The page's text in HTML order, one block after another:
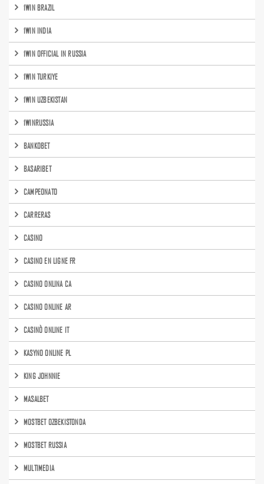
1WIN BRAZIL
1WIN INDIA
1WIN OFFICIAL IN RUSSIA
1WIN TURKIYE
1WIN UZBEKISTAN
1WINRUSSIA
BANKOBET
BASARIBET
CAMPEONATO
CARRERAS
CASINO
CASINO EN LIGNE FR
CASINO ONLINA CA
CASINO ONLINE AR
CASINÒ ONLINE IT
KASYNO ONLINE PL
KING JOHNNIE
MASALBET
MOSTBET OZBEKISTONDA
MOSTBET RUSSIA
MULTIMEDIA